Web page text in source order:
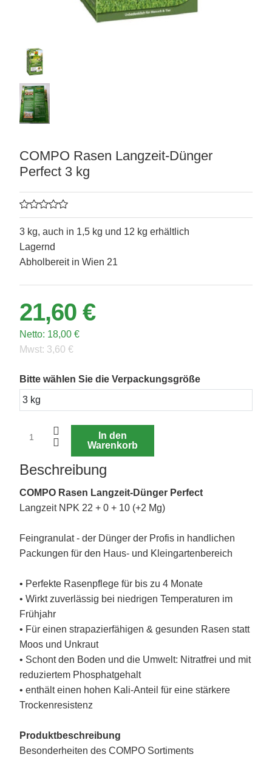
COMPO Rasen Langzeit-Dünger
Perfect 3 kg
3 kg, auch in 1,5 kg und 12 kg erhältlich
Lagernd
Abholbereit in Wien 21
21,60 €
Netto: 18,00 €
Mwst: 3,60 €
Bitte wählen Sie die Verpackungsgröße
In den
Warenkorb
Beschreibung
COMPO Rasen Langzeit-Dünger Perfect
Langzeit NPK 22 + 0 + 10 (+2 Mg)
Feingranulat - der Dünger der Profis in handlichen
Packungen für den Haus- und Kleingartenbereich
• Perfekte Rasenpflege für bis zu 4 Monate
• Wirkt zuverlässig bei niedrigen Temperaturen im
Frühjahr
• Für einen strapazierfähigen & gesunden Rasen statt
Moos und Unkraut
• Schont den Boden und die Umwelt: Nitratfrei und mit
reduziertem Phosphatgehalt
• enthält einen hohen Kali-Anteil für eine stärkere
Trockenresistenz
Produktbeschreibung
Besonderheiten des COMPO Sortiments